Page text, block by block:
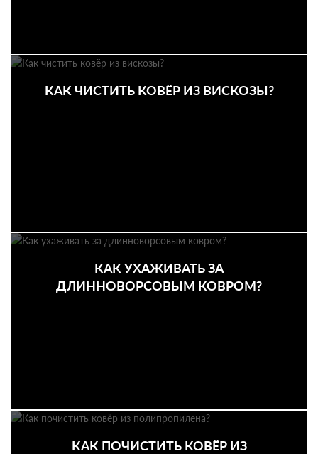
КАК ЧИСТИТЬ КОВЁР ИЗ ВИСКОЗЫ?
КАК УХАЖИВАТЬ ЗА
ДЛИННОВОРСОВЫМ КОВРОМ?
КАК ПОЧИСТИТЬ КОВЁР ИЗ